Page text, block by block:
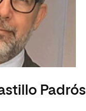
Padrós